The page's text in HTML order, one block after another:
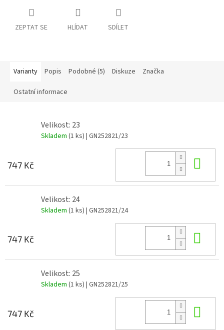
ZEPTAT SE HLÍDAT SDÍLET
Varianty Popis Podobné (5) Diskuze Značka
Ostatní informace
Velikost: 23
Skladem (1 ks) | GN252821/23
747 Kč
Velikost: 24
Skladem (1 ks) | GN252821/24
747 Kč
Velikost: 25
Skladem (1 ks) | GN252821/25
747 Kč